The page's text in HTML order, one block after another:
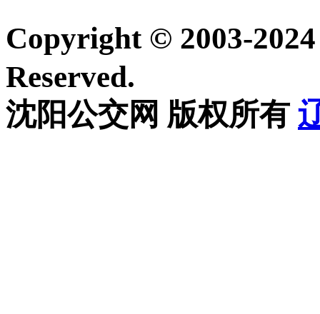
Copyright © 2003-
Reserved.
沈阳公交网 版权所有